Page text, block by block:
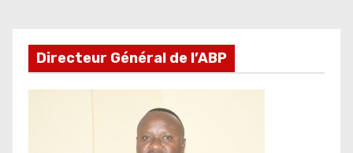
Directeur Général de l’ABP